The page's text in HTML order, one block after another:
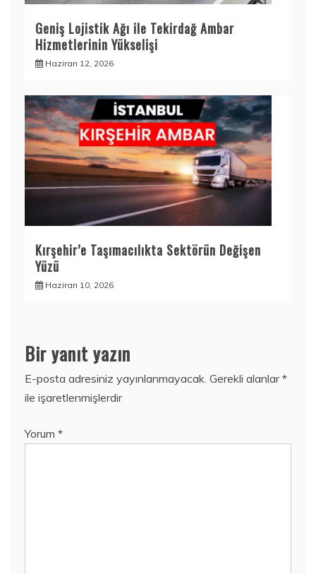
Geniş Lojistik Ağı ile Tekirdağ Ambar
Hizmetlerinin Yükselişi
Haziran 12, 2026
Kırşehir’e Taşımacılıkta Sektörün Değişen
Yüzü
Haziran 10, 2026
Bir yanıt yazın
E-posta adresiniz yayınlanmayacak. Gerekli alanlar*
ile işaretlenmişlerdir
Yorum *